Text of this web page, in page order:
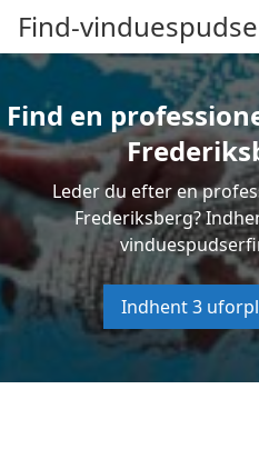
Find-
Find en
Leder du efter en
Frederiksberg?
Indhent 3